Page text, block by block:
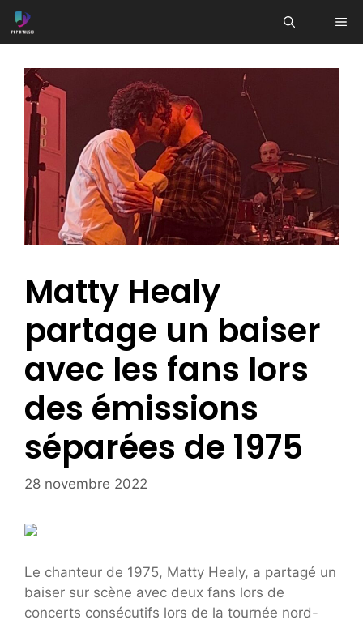
Aller
au
Matty Healy
partage un baiser
avec les fans lors
des émissions
séparées de 1975
28 novembre 2022
Le chanteur de 1975, Matty Healy, a partagé un
baiser sur scène avec deux fans lors de
concerts consécutifs lors de la tournée nord-